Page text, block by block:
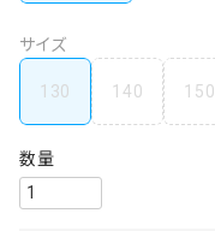
サイズ
130 140 150